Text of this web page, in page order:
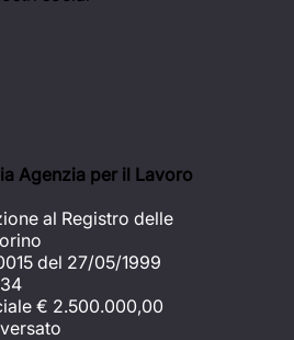
Agenzia per il Lavoro
al Registro delle
del 27/05/1999
€ 2.500.000,00